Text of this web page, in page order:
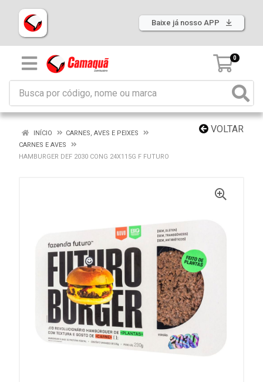
Baixe já nosso APP
0
VOLTAR
INÍCIO
CARNES, AVES E PEIXES
CARNES E AVES
HAMBURGER DEF 2030 CONG 24X115G F FUTURO